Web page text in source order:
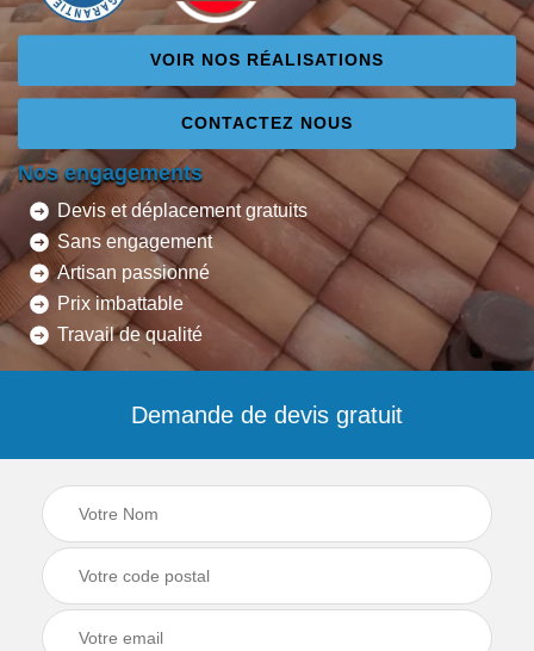
VOIR NOS RÉALISATIONS
CONTACTEZ NOUS
Nos engagements
Devis et déplacement gratuits
Sans engagement
Artisan passionné
Prix imbattable
Travail de qualité
Demande de devis gratuit